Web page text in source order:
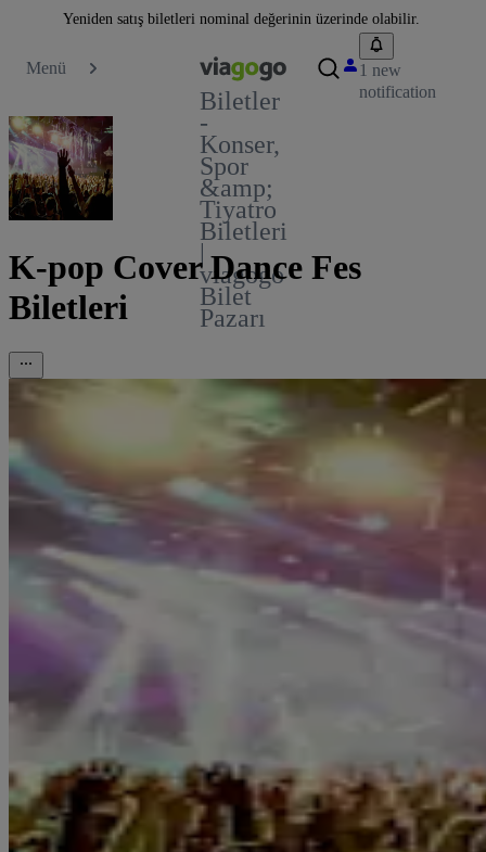
Yeniden satış biletleri nominal değerinin üzerinde olabilir.
Menü
Biletler
-
Konser,
Spor
&amp;
Tiyatro
Biletleri
|
viagogo
Bilet
Pazarı
1 new
notification
K-pop Cover Dance Fes
Biletleri